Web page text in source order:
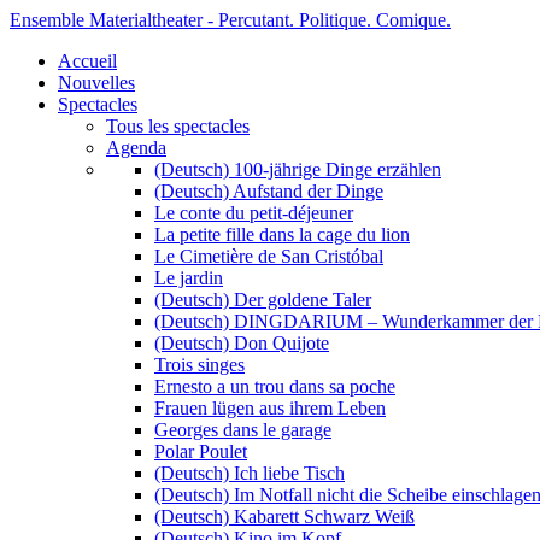
Ensemble Materialtheater - Percutant. Politique. Comique.
Accueil
Nouvelles
Spectacles
Tous les spectacles
Agenda
(Deutsch) 100-jährige Dinge erzählen
(Deutsch) Aufstand der Dinge
Le conte du petit-déjeuner
La petite fille dans la cage du lion
Le Cimetière de San Cristóbal
Le jardin
(Deutsch) Der goldene Taler
(Deutsch) DINGDARIUM – Wunderkammer der
(Deutsch) Don Quijote
Trois singes
Ernesto a un trou dans sa poche
Frauen lügen aus ihrem Leben
Georges dans le garage
Polar Poulet
(Deutsch) Ich liebe Tisch
(Deutsch) Im Notfall nicht die Scheibe einschlagen
(Deutsch) Kabarett Schwarz Weiß